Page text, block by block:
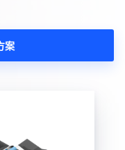
语言
Русский
案